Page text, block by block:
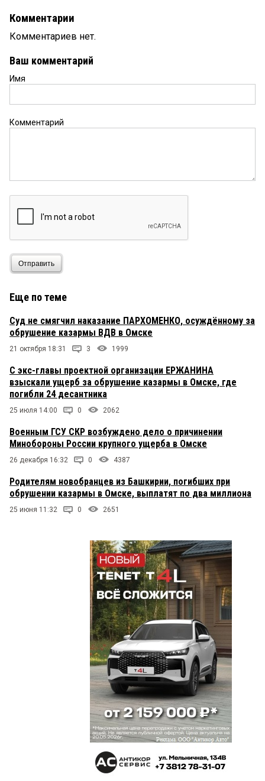
Комментарии
Комментариев нет.
Ваш комментарий
Имя
Комментарий
Отправить
Еще по теме
Суд не смягчил наказание ПАРХОМЕНКО, осуждённому за
обрушение казармы ВДВ в Омске
21 октября 18:31 3 1999
С экс-главы проектной организации ЕРЖАНИНА
взыскали ущерб за обрушение казармы в Омске, где
погибли 24 десантника
25 июля 14:00 0 2062
Военным ГСУ СКР возбуждено дело о причинении
Минобороны России крупного ущерба в Омске
26 декабря 16:32 0 4387
Родителям новобранцев из Башкирии, погибших при
обрушении казармы в Омске, выплатят по два миллиона
25 июня 11:32 0 2651